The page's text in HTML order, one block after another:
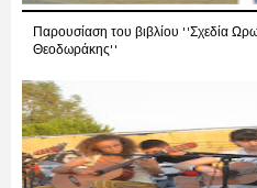
Παρουσίαση του βιβλίου ''Σχεδία
Θεοδωράκης''